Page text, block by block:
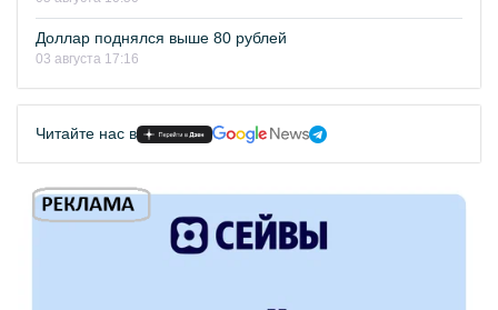
Доллар поднялся выше 80 рублей
03 августа 17:16
Читайте нас в